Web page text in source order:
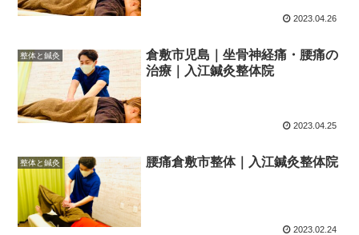
2023.04.26
整体と鍼灸
倉敷市児島｜坐骨神経痛・腰痛の
治療｜入江鍼灸整体院
2023.04.25
整体と鍼灸 腰痛倉敷市整体｜入江鍼灸整体院
2023.02.24